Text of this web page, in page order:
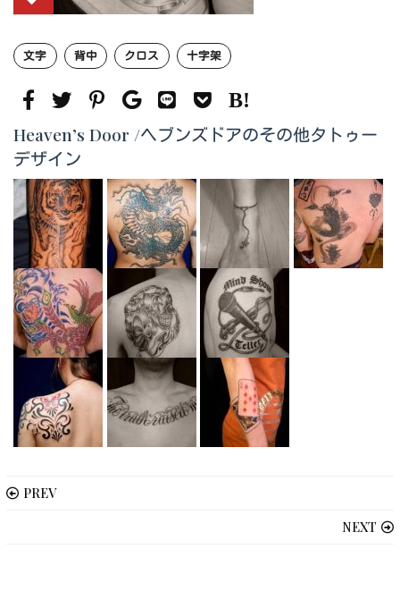
文字 背中 クロス 十字架
Heaven’s Door /ヘブンズドアのその他タトゥー
デザイン
PREV
NEXT